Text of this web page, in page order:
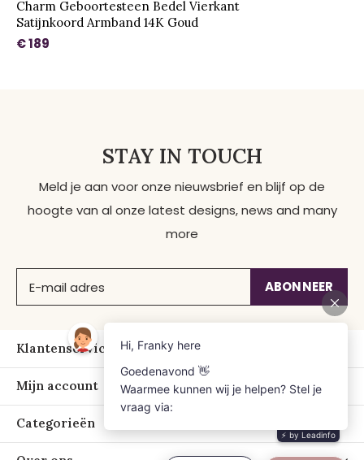
Charm Geboortesteen Bedel Vierkant
Satijnkoord Armband 14K Goud
€ 189
STAY IN TOUCH
Meld je aan voor onze nieuwsbrief en blijf op de
hoogte van al onze latest designs, news and many
more
ABONNEER
Klantenservice
Mijn account
Categorieën